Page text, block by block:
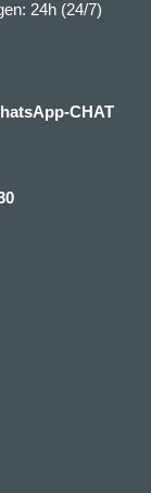
24h (24/7)
CHAT